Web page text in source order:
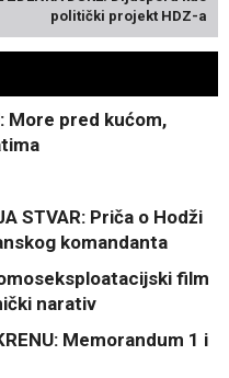
politički projekt HDZ-a
More pred kućom,
STVAR: Priča o Hodži
komandanta
film
narativ
Memorandum 1 i